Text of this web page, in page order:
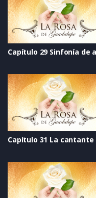
Capítulo 31 La cantante